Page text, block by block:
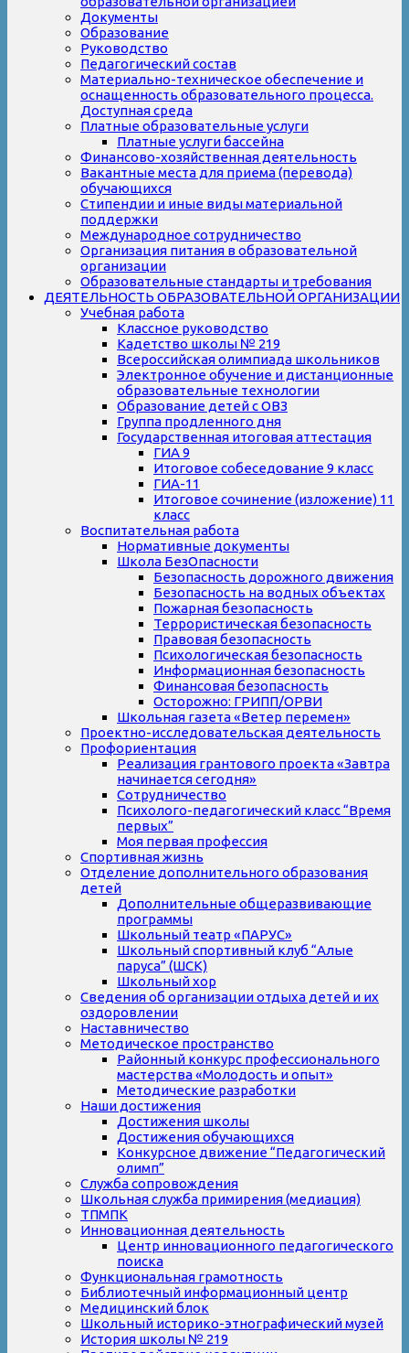
Документы
Образование
Руководство
Педагогический состав
Материально-техническое обеспечение и
оснащенность образовательного процесса.
Доступная среда
Платные образовательные услуги
Платные услуги бассейна
Финансово-хозяйственная деятельность
Вакантные места для приема (перевода)
обучающихся
Стипендии и иные виды материальной
поддержки
Международное сотрудничество
Организация питания в образовательной
организации
Образовательные стандарты и требования
ДЕЯТЕЛЬНОСТЬ ОБРАЗОВАТЕЛЬНОЙ ОРГАНИЗАЦИИ
Учебная работа
Классное руководство
Кадетство школы № 219
Всероссийская олимпиада школьников
Электронное обучение и дистанционные
образовательные технологии
Образование детей с ОВЗ
Группа продленного дня
Государственная итоговая аттестация
ГИА 9
Итоговое собеседование 9 класс
ГИА-11
Итоговое сочинение (изложение) 11
класс
Воспитательная работа
Нормативные документы
Школа БезОпасности
Безопасность дорожного движения
Безопасность на водных объектах
Пожарная безопасность
Террористическая безопасность
Правовая безопасность
Психологическая безопасность
Информационная безопасность
Финансовая безопасность
Осторожно: ГРИПП/ОРВИ
Школьная газета «Ветер перемен»
Проектно-исследовательская деятельность
Профориентация
Реализация грантового проекта «Завтра
начинается сегодня»
Сотрудничество
Психолого-педагогический класс “Время
первых”
Моя первая профессия
Спортивная жизнь
Отделение дополнительного образования
детей
Дополнительные общеразвивающие
программы
Школьный театр «ПАРУС»
Школьный спортивный клуб “Алые
паруса” (ШСК)
Школьный хор
Сведения об организации отдыха детей и их
оздоровлении
Наставничество
Методическое пространство
Районный конкурс профессионального
мастерства «Молодость и опыт»
Методические разработки
Наши достижения
Достижения школы
Достижения обучающихся
Конкурсное движение “Педагогический
олимп”
Служба сопровождения
Школьная служба примирения (медиация)
ТПМПК
Инновационная деятельность
Центр инновационного педагогического
поиска
Функциональная грамотность
Библиотечный информационный центр
Медицинский блок
Школьный историко-этнографический музей
История школы № 219